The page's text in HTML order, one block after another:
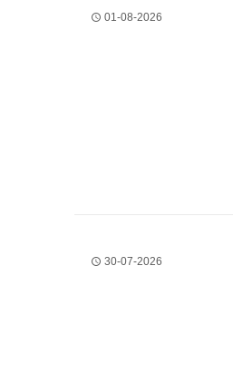
01-08-2026
30-07-2026